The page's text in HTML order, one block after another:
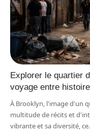
Explorer le quartier
voyage entre
À Brooklyn, l'image d'un
multitude de récits et
vibrante et sa diversité, ce